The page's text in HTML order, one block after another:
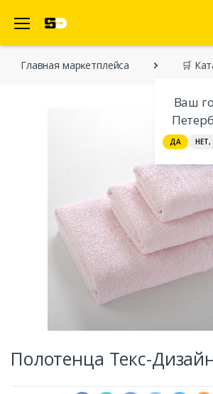
Ваш
ДА
Главная марĸетплейса 🛒
Полотенца Текс-